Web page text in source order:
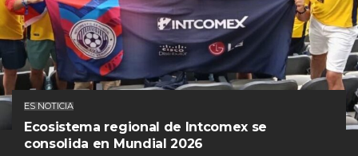
ES NOTICIA
Ecosistema regional de Intcomex se
consolida en Mundial 2026